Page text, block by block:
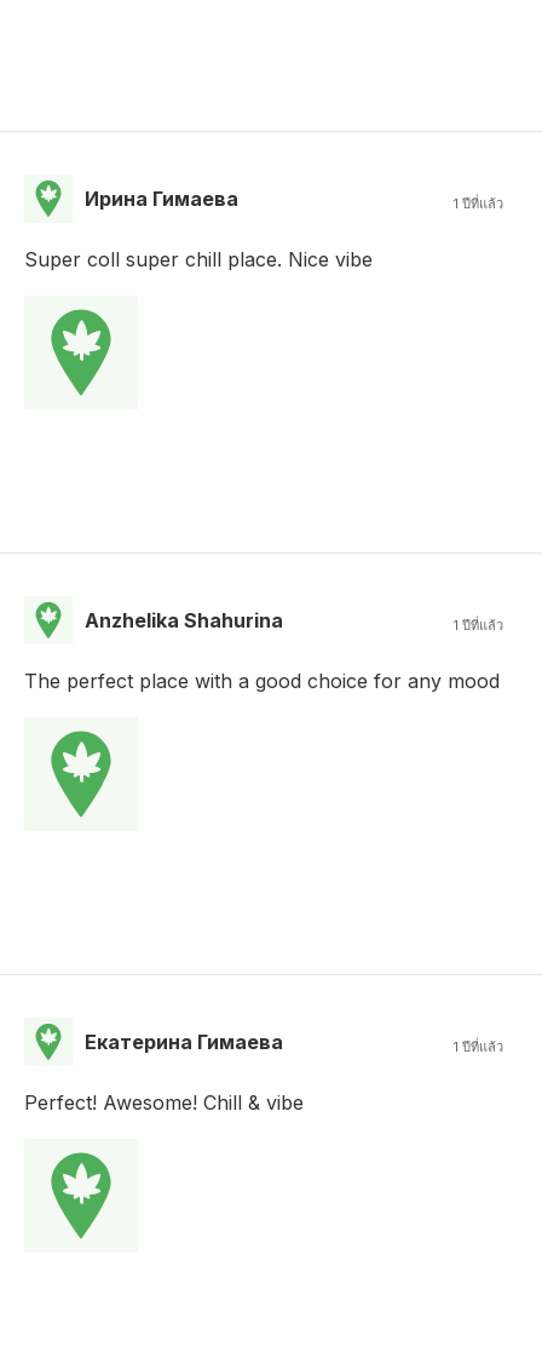
Ирина Гимаева 1 ปีที่แล้ว
Super coll super chill place. Nice vibe
Anzhelika Shahurina 1 ปีที่แล้ว
The perfect place with a good choice for any mood
Екатерина Гимаева 1 ปีที่แล้ว
Perfect! Awesome! Chill & vibe